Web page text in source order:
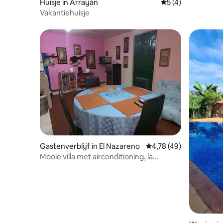
Huisje in Arraiján Gemiddelde
5 (4)
Vakantiehuisje
Gastenverblijf in El Nazareno Gemiddelde
4,78 (49)
Mooie villa met airconditioning, la